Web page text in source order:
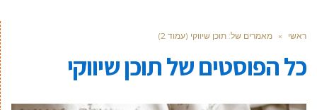
ראשי » מאמרים של: תוכן שיווקי (עמוד 2)
כל הפוסטים שלתוכן שיווקי